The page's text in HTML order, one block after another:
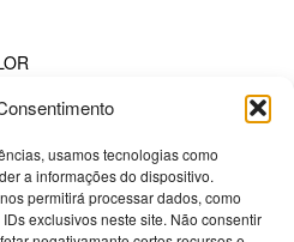
usamos tecnologias como
a informações do dispositivo.
permitirá processar dados, como
exclusivos neste site. Não consentir
CAIXA